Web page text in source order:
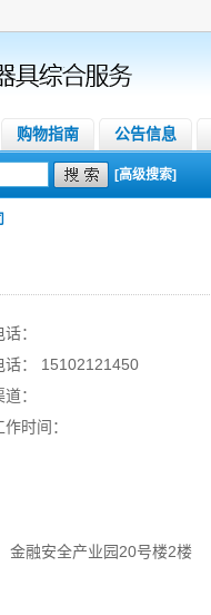
购物指南 公告信息
[高级搜索]
：
话： 15102121450
：
时间：
金融安全产业园20号楼2楼